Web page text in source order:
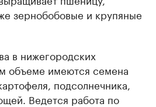
зернобобовые и крупяные
в нижегородских
объеме имеются семена
подсолнечника,
Ведется работа по